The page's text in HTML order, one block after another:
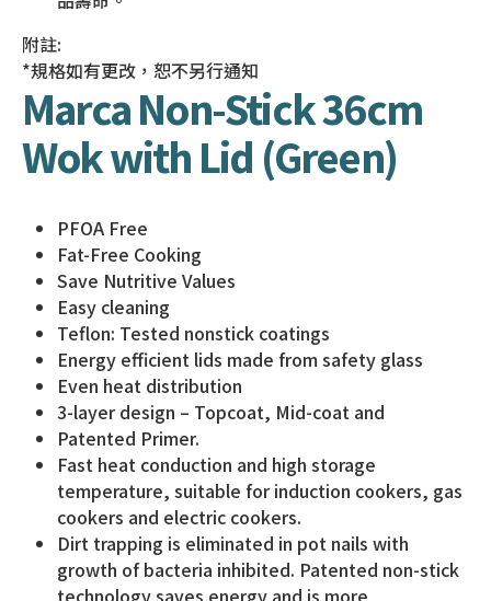
附註:
*規格如有更改，恕不另行通知
Marca Non-Stick 36cm
Wok with Lid (Green)
PFOA Free
Fat-Free Cooking
Save Nutritive Values
Easy cleaning
Teflon: Tested nonstick coatings
Energy efficient lids made from safety glass
Even heat distribution
3-layer design – Topcoat, Mid-coat and
Patented Primer.
Fast heat conduction and high storage
temperature, suitable for induction cookers, gas
cookers and electric cookers.
Dirt trapping is eliminated in pot nails with
growth of bacteria inhibited. Patented non-stick